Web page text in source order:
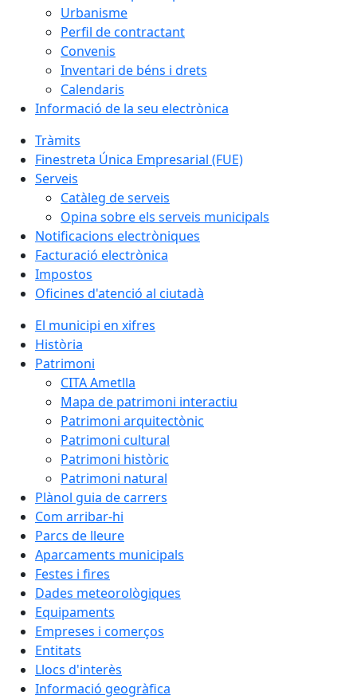
Urbanisme
Perfil de contractant
Convenis
Inventari de béns i drets
Calendaris
Informació de la seu electrònica
Tràmits
Finestreta Única Empresarial (FUE)
Serveis
Catàleg de serveis
Opina sobre els serveis municipals
Notificacions electròniques
Facturació electrònica
Impostos
Oficines d'atenció al ciutadà
El municipi en xifres
Història
Patrimoni
CITA Ametlla
Mapa de patrimoni interactiu
Patrimoni arquitectònic
Patrimoni cultural
Patrimoni històric
Patrimoni natural
Plànol guia de carrers
Com arribar-hi
Parcs de lleure
Aparcaments municipals
Festes i fires
Dades meteorològiques
Equipaments
Empreses i comerços
Entitats
Llocs d'interès
Informació geogràfica